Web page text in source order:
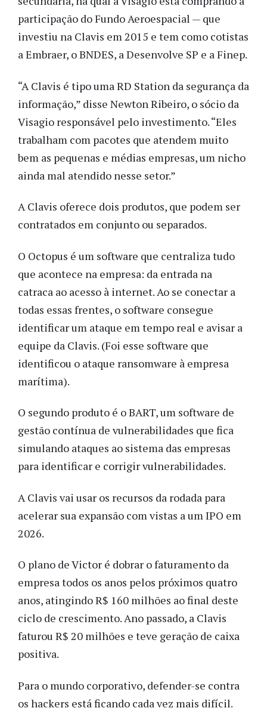
participação do Fundo Aeroespacial — que
investiu na Clavis em 2015 e tem como cotistas
a Embraer, o BNDES, a Desenvolve SP e a Finep.
“A Clavis é tipo uma RD Station da segurança da
informação,” disse Newton Ribeiro, o sócio da
Visagio responsável pelo investimento. “Eles
trabalham com pacotes que atendem muito
bem as pequenas e médias empresas, um nicho
ainda mal atendido nesse setor.”
A Clavis oferece dois produtos, que podem ser
contratados em conjunto ou separados.
O Octopus é um software que centraliza tudo
que acontece na empresa: da entrada na
catraca ao acesso à internet. Ao se conectar a
todas essas frentes, o software consegue
identificar um ataque em tempo real e avisar a
equipe da Clavis. (Foi esse software que
identificou o ataque ransomware à empresa
marítima).
O segundo produto é o BART, um software de
gestão contínua de vulnerabilidades que fica
simulando ataques ao sistema das empresas
para identificar e corrigir vulnerabilidades.
A Clavis vai usar os recursos da rodada para
acelerar sua expansão com vistas a um IPO em
2026.
O plano de Victor é dobrar o faturamento da
empresa todos os anos pelos próximos quatro
anos, atingindo R$ 160 milhões ao final deste
ciclo de crescimento. Ano passado, a Clavis
faturou R$ 20 milhões e teve geração de caixa
positiva.
Para o mundo corporativo, defender-se contra
os hackers está ficando cada vez mais difícil.